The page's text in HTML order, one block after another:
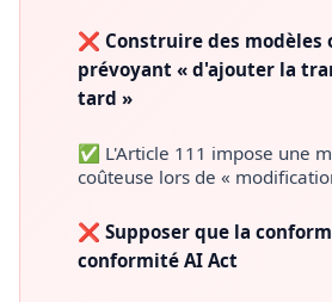
❌ Construire des modèles
prévoyant « d'ajouter la
tard »
✅ L'Article 111 impose une
coûteuse lors de «
❌ Supposer que la
conformité AI Act